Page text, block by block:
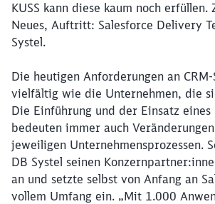
KUSS kann diese kaum noch
Neues, Auftritt: Salesforce Delivery
Systel.
Die heutigen Anforderungen an
vielfältig wie die Unternehmen, die
Die Einführung und der Einsatz eines
bedeuten immer auch
jeweiligen Unternehmensprozessen.
DB Systel seinen
an und setzte selbst von Anfang an
vollem Umfang ein. „Mit 1.000